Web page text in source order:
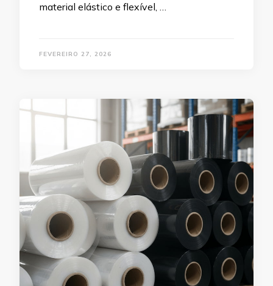
material elástico e flexível, …
FEVEREIRO 27, 2026